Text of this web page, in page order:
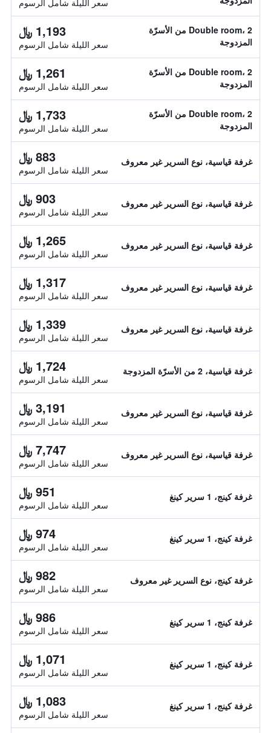
سعر الليلة شامل الرسوم
Double room، 2 من الأسرّة
المزدوجة
1,193 ﷼
سعر الليلة شامل الرسوم
Double room، 2 من الأسرّة
المزدوجة
1,261 ﷼
سعر الليلة شامل الرسوم
Double room، 2 من الأسرّة
المزدوجة
1,733 ﷼
سعر الليلة شامل الرسوم
غرفة قياسية، نوع السرير غير معروف 883 ﷼
سعر الليلة شامل الرسوم
غرفة قياسية، نوع السرير غير معروف 903 ﷼
سعر الليلة شامل الرسوم
غرفة قياسية، نوع السرير غير معروف 1,265 ﷼
سعر الليلة شامل الرسوم
غرفة قياسية، نوع السرير غير معروف 1,317 ﷼
سعر الليلة شامل الرسوم
غرفة قياسية، نوع السرير غير معروف 1,339 ﷼
سعر الليلة شامل الرسوم
غرفة قياسية، 2 من الأسرّة المزدوجة 1,724 ﷼
سعر الليلة شامل الرسوم
غرفة قياسية، نوع السرير غير معروف 3,191 ﷼
سعر الليلة شامل الرسوم
غرفة قياسية، نوع السرير غير معروف 7,747 ﷼
سعر الليلة شامل الرسوم
غرفة كينج، 1 سرير كينغ 951 ﷼
سعر الليلة شامل الرسوم
غرفة كينج، 1 سرير كينغ 974 ﷼
سعر الليلة شامل الرسوم
غرفة كينج، نوع السرير غير معروف 982 ﷼
سعر الليلة شامل الرسوم
غرفة كينج، 1 سرير كينغ 986 ﷼
سعر الليلة شامل الرسوم
غرفة كينج، 1 سرير كينغ 1,071 ﷼
سعر الليلة شامل الرسوم
غرفة كينج، 1 سرير كينغ 1,083 ﷼
سعر الليلة شامل الرسوم